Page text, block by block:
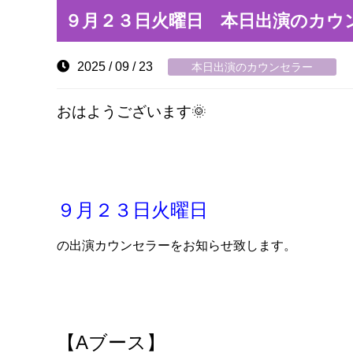
９月２３日火曜日 本日出演のカウ
2025 / 09 / 23 本日出演のカウンセラー
おはようございます🌞
９月２３日火曜日
の出演カウンセラーをお知らせ致します。
【Aブース】